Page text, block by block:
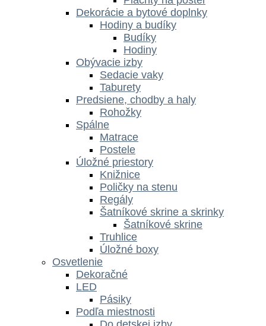
Dekorácie a bytové doplnky
Hodiny a budíky
Budíky
Hodiny
Obývacie izby
Sedacie vaky
Taburety
Predsiene, chodby a haly
Rohožky
Spálne
Matrace
Postele
Úložné priestory
Knižnice
Poličky na stenu
Regály
Šatníkové skrine a skrinky
Šatníkové skrine
Truhlice
Úložné boxy
Osvetlenie
Dekoračné
LED
Pásiky
Podľa miestnosti